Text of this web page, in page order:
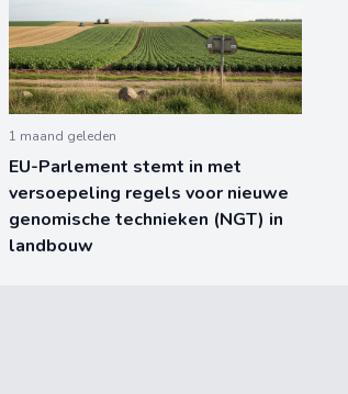
1 maand geleden
EU-Parlement stemt in met
versoepeling regels voor nieuwe
genomische technieken (NGT) in
landbouw